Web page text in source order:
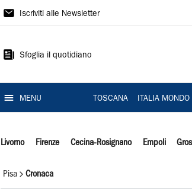
Il
Iscriviti alle Newsletter
Sfoglia il quotidiano
MENU TOSCANA ITALIA MONDO
Livorno Firenze Cecina-Rosignano Empoli
Pisa Cronaca